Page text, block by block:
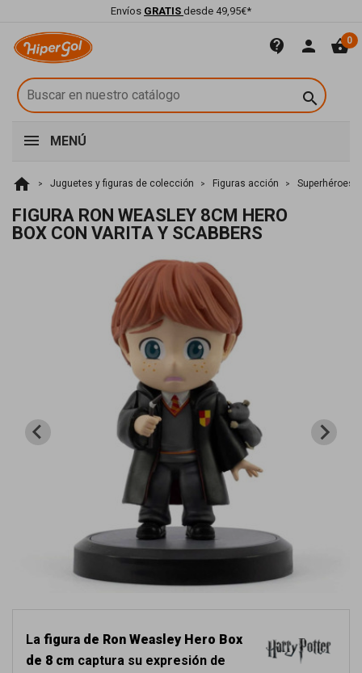
Envíos GRATIS desde 49,95€*
contact_support person shopping_basket0

MENÚ
home Juguetes y figuras de colección Figuras acción Superhéroes
FIGURA RON WEASLEY 8CM HERO
BOX CON VARITA Y SCABBERS
La figura de Ron Weasley Hero Box
de 8 cm captura su expresión de